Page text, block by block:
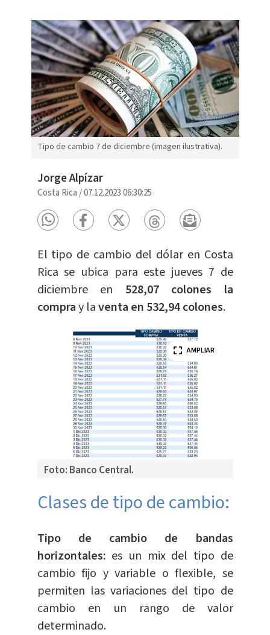
Tipo de cambio 7 de diciembre (imagen ilustrativa).
Jorge Alpízar
Costa Rica /07.12.2023 06:30:25
El tipo de cambio del dólar en Costa
Rica se ubica para este jueves 7 de
diciembre en 528,07 colones la
compray laventa en 532,94 colones.
Foto: Banco Central.
AMPLIAR
Clases de tipo de cambio:
Tipo de cambio de bandas
horizontales: es un mix del tipo de
cambio fijo y variable o flexible, se
permiten las variaciones del tipo de
cambio en un rango de valor
determinado.